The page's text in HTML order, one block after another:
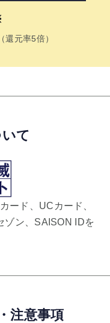
元率5倍）
て
ード、UCカード、
ゾン、SAISON IDを
注意事項